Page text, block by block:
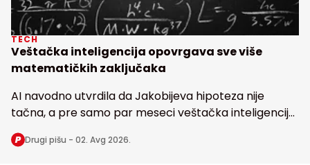
TECH
Veštačka inteligencija opovrgava sve više
matematičkih zaključaka
AI navodno utvrdila da Jakobijeva hipoteza nije
tačna, a pre samo par meseci veštačka inteligencija
dovela u pitanje i poznatu Erdoševu hipotezu, obe
stare bezmalo 100 godina
Drugi pišu - 02. Avg 2026.